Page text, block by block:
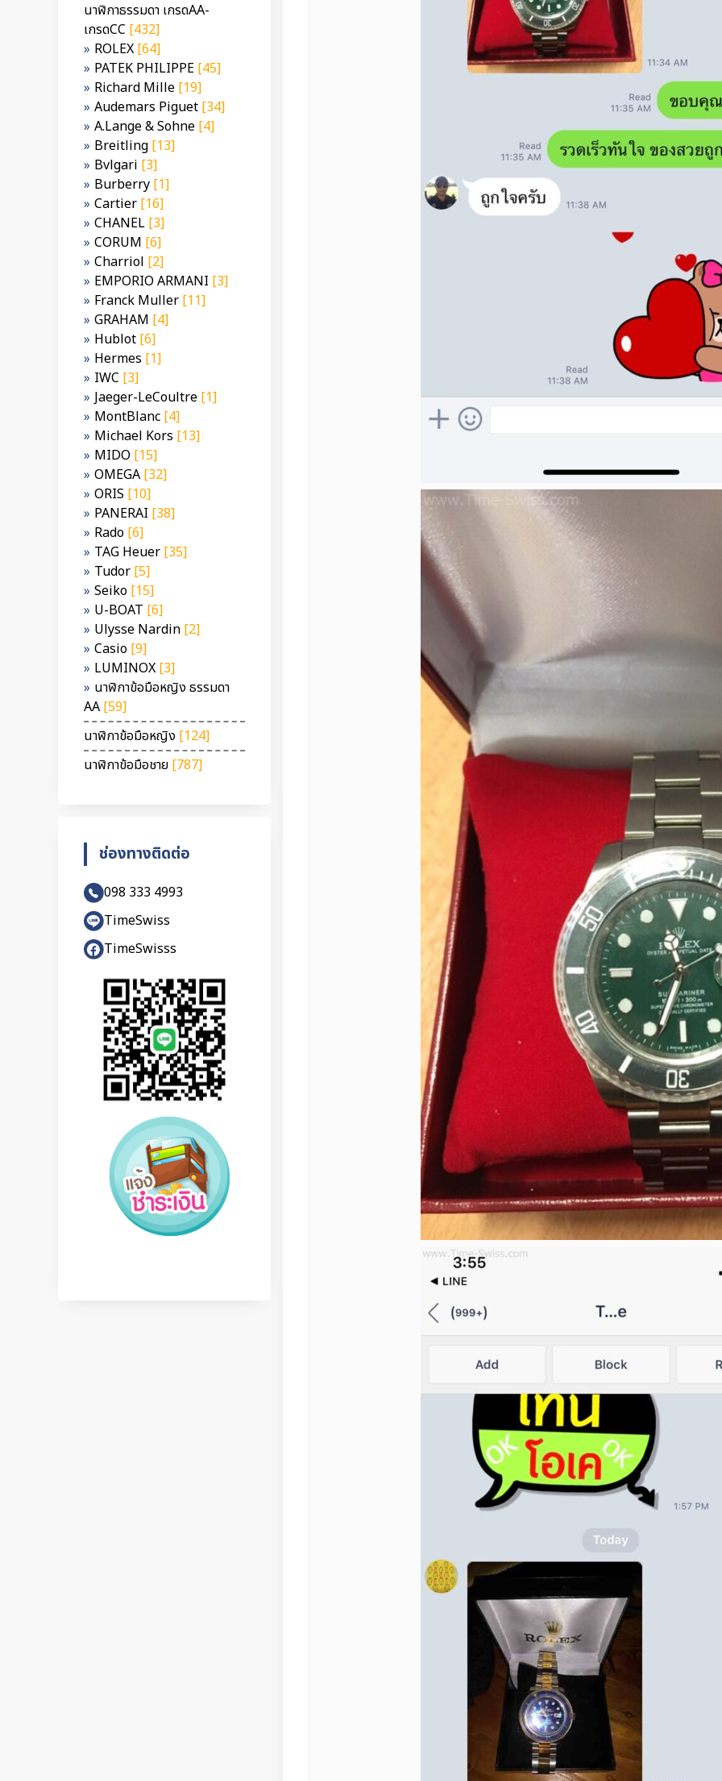
นาฬิกาธรรมดา เกรดAA-
เกรดCC [432]
ROLEX [64]
PATEK PHILIPPE [45]
Richard Mille [19]
Audemars Piguet [34]
A.Lange & Sohne [4]
Breitling [13]
Bvlgari [3]
Burberry [1]
Cartier [16]
CHANEL [3]
CORUM [6]
Charriol [2]
EMPORIO ARMANI [3]
Franck Muller [11]
GRAHAM [4]
Hublot [6]
Hermes [1]
IWC [3]
Jaeger-LeCoultre [1]
MontBlanc [4]
Michael Kors [13]
MIDO [15]
OMEGA [32]
ORIS [10]
PANERAI [38]
Rado [6]
TAG Heuer [35]
Tudor [5]
Seiko [15]
U-BOAT [6]
Ulysse Nardin [2]
Casio [9]
LUMINOX [3]
นาฬิกาข้อมือหญิง ธรรมดา
AA [59]
นาฬิกาข้อมือหญิง [124]
นาฬิกาข้อมือชาย [787]
ช่องทางติดต่อ
098 333 4993
TimeSwiss
TimeSwisss